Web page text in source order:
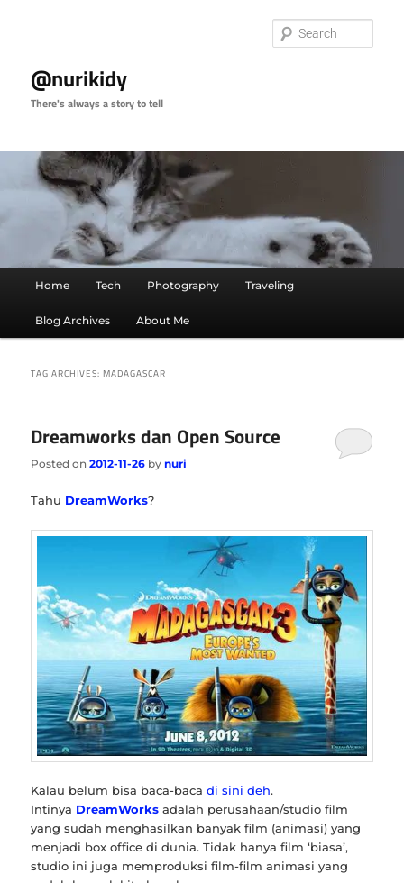
@nurikidy
There's always a story to tell
Home Tech Photography Traveling
Blog Archives About Me
TAG ARCHIVES:MADAGASCAR
Dreamworks dan Open Source
Posted on2012-11-26 bynuri
Tahu DreamWorks?
Kalau belum bisa baca-bacadi sini deh.
Intinya DreamWorks adalah perusahaan/studio film
yang sudah menghasilkan banyak film (animasi) yang
menjadi box office di dunia. Tidak hanya film ‘biasa’,
studio ini juga memproduksi film-film animasi yang